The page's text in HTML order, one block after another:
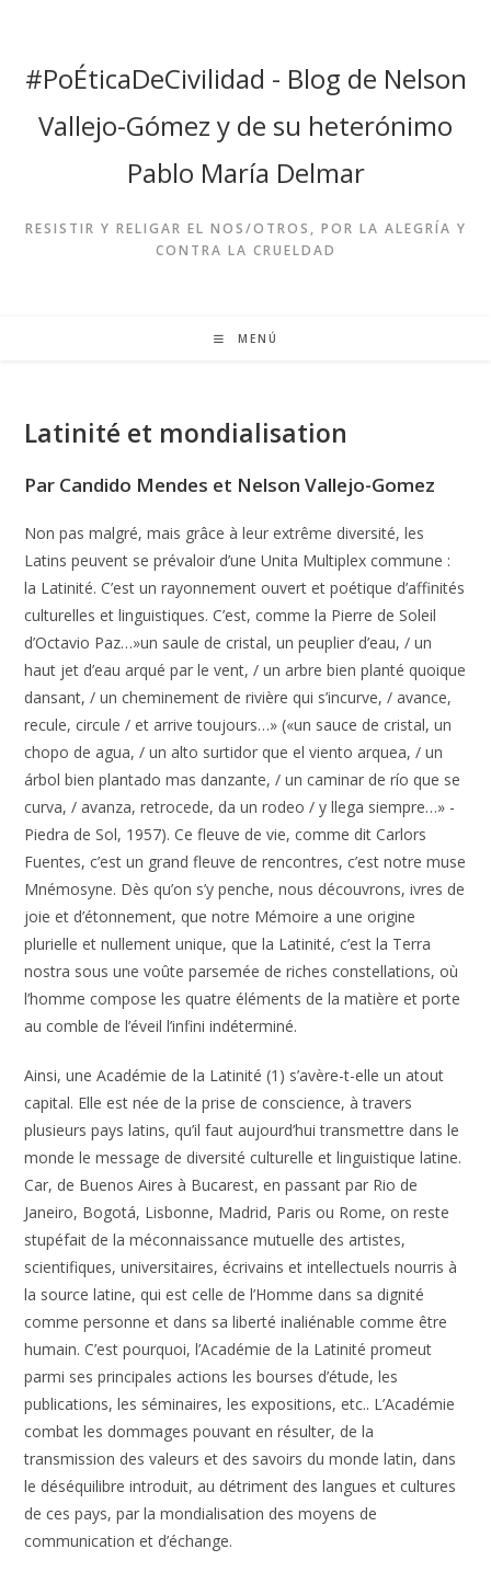
contenido
#PoÉticaDeCivilidad - Blog de Nelson
Vallejo-Gómez y de su heterónimo
Pablo María Delmar
RESISTIR Y RELIGAR EL NOS/OTROS, POR LA ALEGRÍA Y
CONTRA LA CRUELDAD
MENÚ
Latinité et mondialisation
Par Candido Mendes et Nelson Vallejo-Gomez
Non pas malgré, mais grâce à leur extrême diversité, les
Latins peuvent se prévaloir d’une Unita Multiplex commune :
la Latinité. C’est un rayonnement ouvert et poétique d’affinités
culturelles et linguistiques. C’est, comme la Pierre de Soleil
d’Octavio Paz…»un saule de cristal, un peuplier d’eau, / un
haut jet d’eau arqué par le vent, / un arbre bien planté quoique
dansant, / un cheminement de rivière qui s’incurve, / avance,
recule, circule / et arrive toujours…» («un sauce de cristal, un
chopo de agua, / un alto surtidor que el viento arquea, / un
árbol bien plantado mas danzante, / un caminar de río que se
curva, / avanza, retrocede, da un rodeo / y llega siempre…» -
Piedra de Sol, 1957). Ce fleuve de vie, comme dit Carlors
Fuentes, c’est un grand fleuve de rencontres, c’est notre muse
Mnémosyne. Dès qu’on s’y penche, nous découvrons, ivres de
joie et d’étonnement, que notre Mémoire a une origine
plurielle et nullement unique, que la Latinité, c’est la Terra
nostra sous une voûte parsemée de riches constellations, où
l’homme compose les quatre éléments de la matière et porte
au comble de l’éveil l’infini indéterminé.
Ainsi, une Académie de la Latinité (1) s’avère-t-elle un atout
capital. Elle est née de la prise de conscience, à travers
plusieurs pays latins, qu’il faut aujourd’hui transmettre dans le
monde le message de diversité culturelle et linguistique latine.
Car, de Buenos Aires à Bucarest, en passant par Rio de
Janeiro, Bogotá, Lisbonne, Madrid, Paris ou Rome, on reste
stupéfait de la méconnaissance mutuelle des artistes,
scientifiques, universitaires, écrivains et intellectuels nourris à
la source latine, qui est celle de l’Homme dans sa dignité
comme personne et dans sa liberté inaliénable comme être
humain. C’est pourquoi, l’Académie de la Latinité promeut
parmi ses principales actions les bourses d’étude, les
publications, les séminaires, les expositions, etc.. L’Académie
combat les dommages pouvant en résulter, de la
transmission des valeurs et des savoirs du monde latin, dans
le déséquilibre introduit, au détriment des langues et cultures
de ces pays, par la mondialisation des moyens de
communication et d’échange.